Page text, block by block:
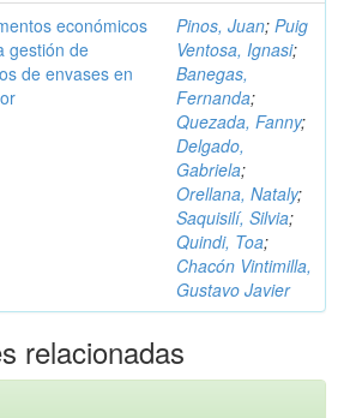
económicos
gestión de
de envases en
Pinos, Juan; Puig
Ventosa, Ignasi;
Banegas,
Fernanda;
Quezada, Fanny;
Delgado,
Gabriela;
Orellana, Nataly;
Saquisilí, Silvia;
Quindi, Toa;
Chacón Vintimilla,
Gustavo Javier
relacionadas